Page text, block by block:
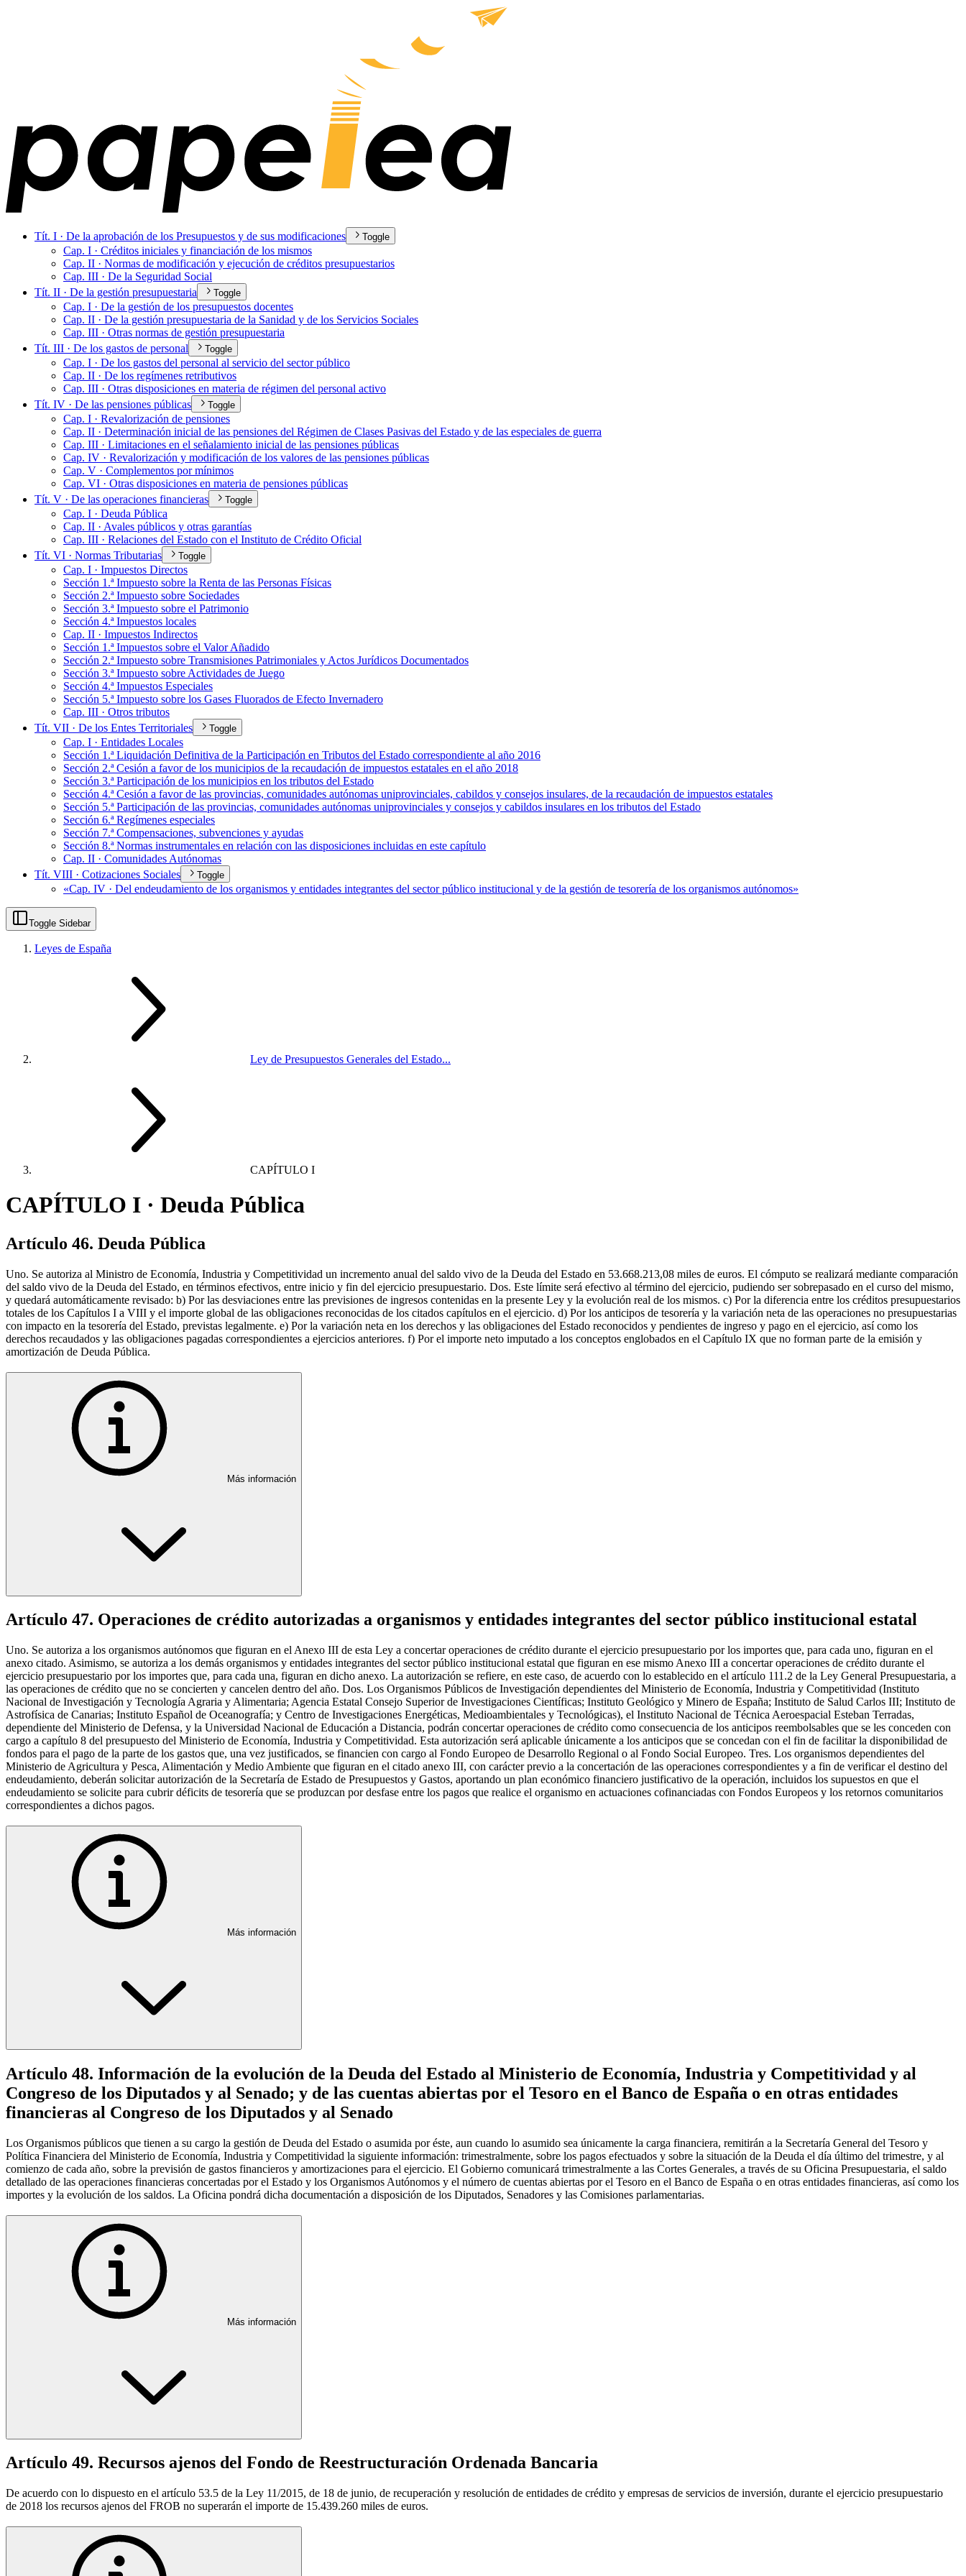
Tít. I · De la aprobación de los Presupuestos y de sus modificaciones Toggle
Cap. I · Créditos iniciales y financiación de los mismos
Cap. II · Normas de modificación y ejecución de créditos presupuestarios
Cap. III · De la Seguridad Social
Tít. II · De la gestión presupuestaria
Toggle
Cap. I · De la gestión de los presupuestos docentes
Cap. II · De la gestión presupuestaria de la Sanidad y de los Servicios Sociales
Cap. III · Otras normas de gestión presupuestaria
Tít. III · De los gastos de personal
Toggle
Cap. I · De los gastos del personal al servicio del sector público
Cap. II · De los regímenes retributivos
Cap. III · Otras disposiciones en materia de régimen del personal activo
Tít. IV · De las pensiones públicas
Toggle
Cap. I · Revalorización de pensiones
Cap. II · Determinación inicial de las pensiones del Régimen de Clases Pasivas del Estado y de las especiales de guerra
Cap. III · Limitaciones en el señalamiento inicial de las pensiones públicas
Cap. IV · Revalorización y modificación de los valores de las pensiones públicas
Cap. V · Complementos por mínimos
Cap. VI · Otras disposiciones en materia de pensiones públicas
Tít. V · De las operaciones financieras
Toggle
Cap. I · Deuda Pública
Cap. II · Avales públicos y otras garantías
Cap. III · Relaciones del Estado con el Instituto de Crédito Oficial
Tít. VI · Normas Tributarias
Toggle
Cap. I · Impuestos Directos
Sección 1.ª Impuesto sobre la Renta de las Personas Físicas
Sección 2.ª Impuesto sobre Sociedades
Sección 3.ª Impuesto sobre el Patrimonio
Sección 4.ª Impuestos locales
Cap. II · Impuestos Indirectos
Sección 1.ª Impuestos sobre el Valor Añadido
Sección 2.ª Impuesto sobre Transmisiones Patrimoniales y Actos Jurídicos Documentados
Sección 3.ª Impuesto sobre Actividades de Juego
Sección 4.ª Impuestos Especiales
Sección 5.ª Impuesto sobre los Gases Fluorados de Efecto Invernadero
Cap. III · Otros tributos
Tít. VII · De los Entes Territoriales
Toggle
Cap. I · Entidades Locales
Sección 1.ª Liquidación Definitiva de la Participación en Tributos del Estado correspondiente al año 2016
Sección 2.ª Cesión a favor de los municipios de la recaudación de impuestos estatales en el año 2018
Sección 3.ª Participación de los municipios en los tributos del Estado
Sección 4.ª Cesión a favor de las provincias, comunidades autónomas uniprovinciales, cabildos y consejos insulares, de la recaudación de impuestos estatales
Sección 5.ª Participación de las provincias, comunidades autónomas uniprovinciales y consejos y cabildos insulares en los tributos del Estado
Sección 6.ª Regímenes especiales
Sección 7.ª Compensaciones, subvenciones y ayudas
Sección 8.ª Normas instrumentales en relación con las disposiciones incluidas en este capítulo
Cap. II · Comunidades Autónomas
Tít. VIII · Cotizaciones Sociales
Toggle
«Cap. IV · Del endeudamiento de los organismos y entidades integrantes del sector público institucional y de la gestión de tesorería de los organismos autónomos»
Toggle Sidebar
Leyes de España
Ley de Presupuestos Generales del Estado...
CAPÍTULO I
CAPÍTULO I · Deuda Pública
Artículo 46. Deuda Pública
Uno. Se autoriza al Ministro de Economía, Industria y Competitividad un incremento anual del saldo vivo de la Deuda del Estado en 53.668.213,08 miles de euros. El cómputo se realizará mediante comparación
del saldo vivo de la Deuda del Estado, en términos efectivos, entre inicio y fin del ejercicio presupuestario. Dos. Este límite será efectivo al término del ejercicio, pudiendo ser sobrepasado en el curso del mismo,
y quedará automáticamente revisado: b) Por las desviaciones entre las previsiones de ingresos contenidas en la presente Ley y la evolución real de los mismos. c) Por la diferencia entre los créditos presupuestarios
totales de los Capítulos I a VIII y el importe global de las obligaciones reconocidas de los citados capítulos en el ejercicio. d) Por los anticipos de tesorería y la variación neta de las operaciones no presupuestarias
con impacto en la tesorería del Estado, previstas legalmente. e) Por la variación neta en los derechos y las obligaciones del Estado reconocidos y pendientes de ingreso y pago en el ejercicio, así como los
derechos recaudados y las obligaciones pagadas correspondientes a ejercicios anteriores. f) Por el importe neto imputado a los conceptos englobados en el Capítulo IX que no forman parte de la emisión y
amortización de Deuda Pública.
Más información
Artículo 47. Operaciones de crédito autorizadas a organismos y entidades integrantes del sector público institucional estatal
Uno. Se autoriza a los organismos autónomos que figuran en el Anexo III de esta Ley a concertar operaciones de crédito durante el ejercicio presupuestario por los importes que, para cada uno, figuran en el
anexo citado. Asimismo, se autoriza a los demás organismos y entidades integrantes del sector público institucional estatal que figuran en ese mismo Anexo III a concertar operaciones de crédito durante el
ejercicio presupuestario por los importes que, para cada una, figuran en dicho anexo. La autorización se refiere, en este caso, de acuerdo con lo establecido en el artículo 111.2 de la Ley General Presupuestaria, a
las operaciones de crédito que no se concierten y cancelen dentro del año. Dos. Los Organismos Públicos de Investigación dependientes del Ministerio de Economía, Industria y Competitividad (Instituto
Nacional de Investigación y Tecnología Agraria y Alimentaria; Agencia Estatal Consejo Superior de Investigaciones Científicas; Instituto Geológico y Minero de España; Instituto de Salud Carlos III; Instituto de
Astrofísica de Canarias; Instituto Español de Oceanografía; y Centro de Investigaciones Energéticas, Medioambientales y Tecnológicas), el Instituto Nacional de Técnica Aeroespacial Esteban Terradas,
dependiente del Ministerio de Defensa, y la Universidad Nacional de Educación a Distancia, podrán concertar operaciones de crédito como consecuencia de los anticipos reembolsables que se les conceden con
cargo a capítulo 8 del presupuesto del Ministerio de Economía, Industria y Competitividad. Esta autorización será aplicable únicamente a los anticipos que se concedan con el fin de facilitar la disponibilidad de
fondos para el pago de la parte de los gastos que, una vez justificados, se financien con cargo al Fondo Europeo de Desarrollo Regional o al Fondo Social Europeo. Tres. Los organismos dependientes del
Ministerio de Agricultura y Pesca, Alimentación y Medio Ambiente que figuran en el citado anexo III, con carácter previo a la concertación de las operaciones correspondientes y a fin de verificar el destino del
endeudamiento, deberán solicitar autorización de la Secretaría de Estado de Presupuestos y Gastos, aportando un plan económico financiero justificativo de la operación, incluidos los supuestos en que el
endeudamiento se solicite para cubrir déficits de tesorería que se produzcan por desfase entre los pagos que realice el organismo en actuaciones cofinanciadas con Fondos Europeos y los retornos comunitarios
correspondientes a dichos pagos.
Más información
Artículo 48. Información de la evolución de la Deuda del Estado al Ministerio de Economía, Industria y Competitividad y al
Congreso de los Diputados y al Senado; y de las cuentas abiertas por el Tesoro en el Banco de España o en otras entidades
financieras al Congreso de los Diputados y al Senado
Los Organismos públicos que tienen a su cargo la gestión de Deuda del Estado o asumida por éste, aun cuando lo asumido sea únicamente la carga financiera, remitirán a la Secretaría General del Tesoro y
Política Financiera del Ministerio de Economía, Industria y Competitividad la siguiente información: trimestralmente, sobre los pagos efectuados y sobre la situación de la Deuda el día último del trimestre, y al
comienzo de cada año, sobre la previsión de gastos financieros y amortizaciones para el ejercicio. El Gobierno comunicará trimestralmente a las Cortes Generales, a través de su Oficina Presupuestaria, el saldo
detallado de las operaciones financieras concertadas por el Estado y los Organismos Autónomos y el número de cuentas abiertas por el Tesoro en el Banco de España o en otras entidades financieras, así como los
importes y la evolución de los saldos. La Oficina pondrá dicha documentación a disposición de los Diputados, Senadores y las Comisiones parlamentarias.
Más información
Artículo 49. Recursos ajenos del Fondo de Reestructuración Ordenada Bancaria
De acuerdo con lo dispuesto en el artículo 53.5 de la Ley 11/2015, de 18 de junio, de recuperación y resolución de entidades de crédito y empresas de servicios de inversión, durante el ejercicio presupuestario
de 2018 los recursos ajenos del FROB no superarán el importe de 15.439.260 miles de euros.